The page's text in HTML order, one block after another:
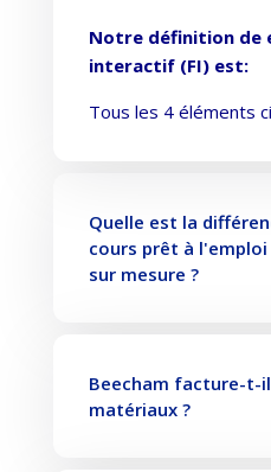
Notre définition de
interactif (FI) est:
Tous les 4 éléments
Quelle est la
cours prêt à
sur mesure ?
Beecham facture-t-
matériaux ?